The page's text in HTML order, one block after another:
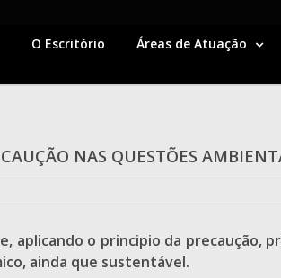
O Escritório Áreas de Atuação
NAS QUESTÕES
aplicando o principio da precaução,
ainda que sustentável.